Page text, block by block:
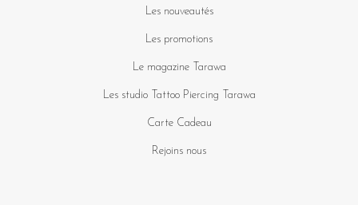
Les nouveautés
Les promotions
Le magazine Tarawa
Les studio Tattoo Piercing Tarawa
Carte Cadeau
Rejoins nous